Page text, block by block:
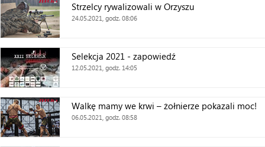
Strzelcy rywalizowali w Orzyszu
24.05.2021, godz. 08:06
Selekcja 2021 - zapowiedź
12.05.2021, godz. 14:05
Walkę mamy we krwi – żołnierze pokazali moc!
06.05.2021, godz. 08:58